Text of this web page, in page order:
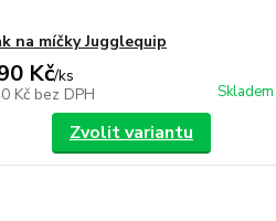
na míčky Jugglequip
Kč/ks
Kč bez DPH Skladem
Zvolit variantu